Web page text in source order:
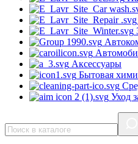
Аксессуары
Бытовая
Уход